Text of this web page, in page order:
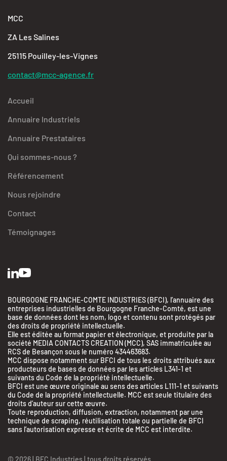
MCC
ZA Les Salines
25115 Pouilley-les-Vignes
contact@mcc-agence.fr
Accueil
Annuaire Industriels
Annuaire Prestataires
Qui sommes-nous ?
Référencement
Nous rejoindre
Contact
Témoignages
BOURGOGNE FRANCHE-COMTE INDUSTRIES (BFCI), l’annuaire des
entreprises industrielles de Bourgogne Franche-Comté, est une
base de données dont les nom, logo et contenu sont protégés par
des droits de propriété intellectuelle.
Elle est éditée au format papier et électronique, et produite par la
société MEDIA CONTACTS CREATION (MCC), SAS immatriculée au
RCS de Besançon sous le numéro 434463683.
MCC dispose notamment sur BFCI de tous les droits attribués aux
producteurs de bases de données par les articles L341-1 et
suivants du Code de la propriété intellectuelle.
BFCI est une œuvre originale au sens des articles L111-1 et suivants
du Code de la propriété intellectuelle. MCC est seule titulaire des
droits d’auteur sur cette œuvre.
Toute reproduction, diffusion, extraction, notamment par une
technique de scraping, réutilisation totale ou partielle de BFCI
sans l’autorisation expresse et écrite de MCC est interdite.
BFC Industries
Utilise des Cookies